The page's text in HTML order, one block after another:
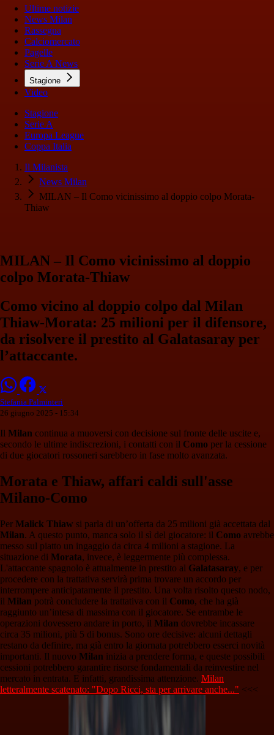
Ultime notizie
News Milan
Rassegna
Calciomercato
Pagelle
Serie A News
Stagione
Video
Stagione
Serie A
Europa League
Coppa Italia
Il Milanista
News Milan
MILAN – Il Como vicinissimo al doppio colpo Morata-
Thiaw
MILAN – Il Como vicinissimo al doppio
colpo Morata-Thiaw
Como vicino al doppio colpo dal Milan
Thiaw-Morata: 25 milioni per il difensore,
da risolvere il prestito al Galatasaray per
l’attaccante.
Stefania Palminteri
26 giugno 2025 - 15:34
Il Milan continua a muoversi con decisione sul fronte delle uscite e,
secondo le ultime indiscrezioni, i contatti con il Como per la cessione
di due giocatori rossoneri sarebbero in fase molto avanzata.
Morata e Thiaw, affari caldi sull'asse
Milano-Como
Per Malick Thiaw si parla di un’offerta da 25 milioni già accettata dal
Milan. A questo punto, manca solo il sì del giocatore: il Como avrebbe
messo sul piatto un ingaggio da circa 4 milioni a stagione. La
situazione di Morata, invece, è leggermente più complessa.
L'attaccante spagnolo è attualmente in prestito al Galatasaray, e per
procedere con la trattativa servirà prima trovare un accordo per
interrompere anticipatamente il prestito. Una volta risolto questo nodo,
il Milan potrà concludere la trattativa con il Como, che ha già
raggiunto un’intesa di massima con il giocatore. Se entrambe le
operazioni dovessero andare in porto, il Milan dovrebbe incassare
circa 35 milioni, più 5 di bonus. Sono ore decisive: alcuni dettagli
restano da definire, ma già entro la giornata potrebbero esserci novità
importanti. Il nuovo Milan inizia a prendere forma, e queste possibili
cessioni potrebbero garantire risorse fondamentali da reinvestire nel
mercato in entrata. E infatti, grandissima attenzione. Milan
letteralmente scatenato: "Dopo Ricci, sta per arrivare anche..." <<<